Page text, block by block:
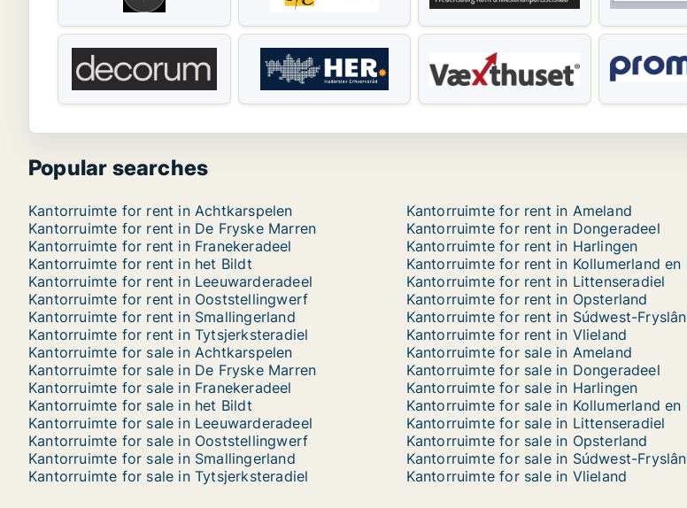
Popular searches
Kantorruimte for rent in Achtkarspelen Kantorruimte for rent in Ameland
Kantorruimte for rent in De Fryske Marren
Kantorruimte for rent in Dongeradeel
Kantorruimte for rent in Franekeradeel
Kantorruimte for rent in Harlingen
Kantorruimte for rent in het Bildt
Kantorruimte for rent in Leeuwarderadeel
Kantorruimte for rent in Littenseradiel
Kantorruimte for rent in Ooststellingwerf
Kantorruimte for rent in Opsterland
Kantorruimte for rent in Smallingerland
Kantorruimte for rent in Súdwest-Fryslân
Kantorruimte for rent in Tytsjerksteradiel
Kantorruimte for rent in Vlieland
Kantorruimte for sale in Achtkarspelen
Kantorruimte for sale in Ameland
Kantorruimte for sale in De Fryske Marren
Kantorruimte for sale in Dongeradeel
Kantorruimte for sale in Franekeradeel
Kantorruimte for sale in Harlingen
Kantorruimte for sale in het Bildt
Kantorruimte for sale in Leeuwarderadeel
Kantorruimte for sale in Littenseradiel
Kantorruimte for sale in Ooststellingwerf
Kantorruimte for sale in Opsterland
Kantorruimte for sale in Smallingerland
Kantorruimte for sale in Súdwest-Fryslân
Kantorruimte for sale in Tytsjerksteradiel
Kantorruimte for sale in Vlieland